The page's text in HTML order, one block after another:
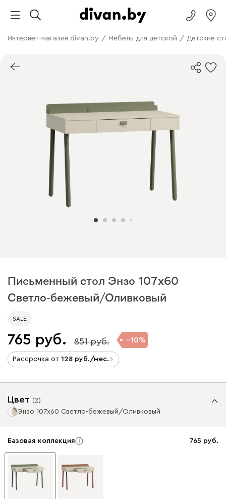
Интернет-магазин divan.by / Мебель для детской / Детские
Письменный стол Энзо 107x60
Светло-бежевый/Оливковый
SALE
765 851 10
Рассрочка от 128 /мес.
Цвет (2)
Энзо 107x60 Светло-бежевый/Оливковый
Базовая коллекция 765